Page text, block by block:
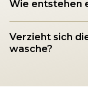
Wie entstehen
Verzieht sich
wasche?